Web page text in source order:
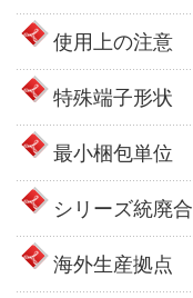
使用上の注意
特殊端子形状
最小梱包単位
シリーズ統廃合
海外生産拠点